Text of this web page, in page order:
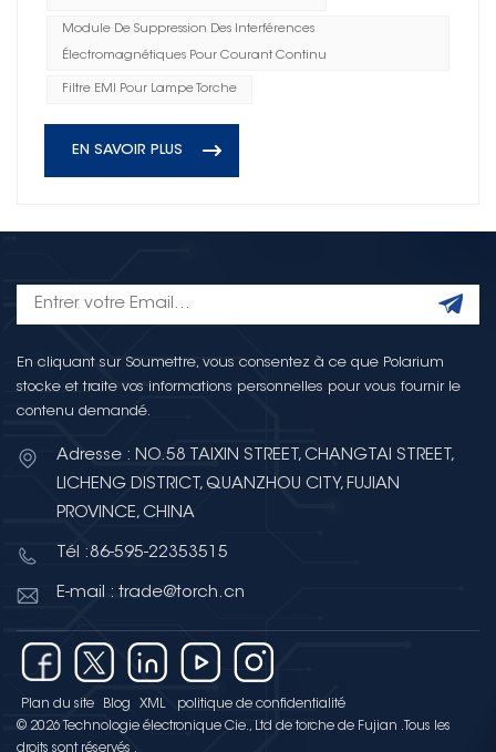
Module De Suppression Des Interférences
Électromagnétiques Pour Courant Continu
Filtre EMI Pour Lampe Torche
EN SAVOIR PLUS
En cliquant sur Soumettre, vous consentez à ce que Polarium
stocke et traite vos informations personnelles pour vous fournir le
contenu demandé.
Adresse : NO.58 TAIXIN STREET, CHANGTAI STREET,
LICHENG DISTRICT, QUANZHOU CITY, FUJIAN
PROVINCE, CHINA
Tél :86-595-22353515
E-mail : trade@torch.cn
Plan du site Blog XML
politique de confidentialité
© 2026 Technologie électronique Cie., Ltd de torche de Fujian .Tous les
droits sont réservés .